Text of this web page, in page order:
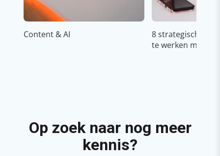
Content & AI
8 strategische
te werken met
Op zoek naar nog meer
kennis?